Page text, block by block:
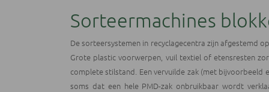
Sorteermachines
De sorteersystemen in recyclagecentra zijn afgestemd
Grote plastic voorwerpen, vuil textiel of etensresten
complete stilstand. Een vervuilde zak (met
soms dat een hele PMD-zak onbruikbaar wordt